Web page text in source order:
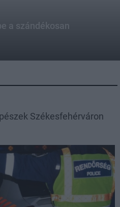
a szándékosan
Székesfehérváron